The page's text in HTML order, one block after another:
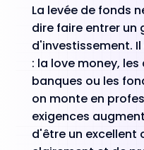
La levée de fonds
dire faire entrer un
d'investissement.
: la love money,
banques ou les
on monte en
exigences
d'être un excellent